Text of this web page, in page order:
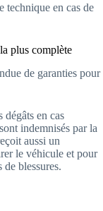
technique en cas de
plus complète
de garanties pour
dégâts en cas
indemnisés par la
aussi un
le véhicule et pour
de blessures.